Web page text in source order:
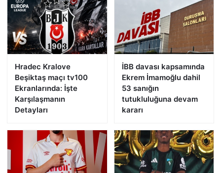
Hradec Kralove
Beşiktaş maçı tv100
Ekranlarında: İşte
Karşılaşmanın
Detayları
İBB davası kapsamında
Ekrem İmamoğlu dahil
53 sanığın
tutukluluğuna devam
kararı